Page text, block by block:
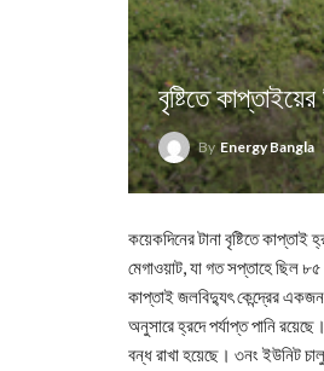
বৃষ্টিতে
By Energy Bangla
কয়েকদিনের টানা বৃষ্টিতে কাপ্তাই
মেগাওয়াট, যা গত সপ্তাহে ছিল
কাপ্তাই জলবিদ্যুৎ কেন্দ্রের
অনুসারে হ্রদে পর্যাপ্ত পানি
বন্ধ রাখা হয়েছে। ৩নং ইউনিট চালু